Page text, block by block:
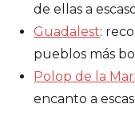
de ellas a
Guadalest:
pueblos más
Polop de la
encanto a